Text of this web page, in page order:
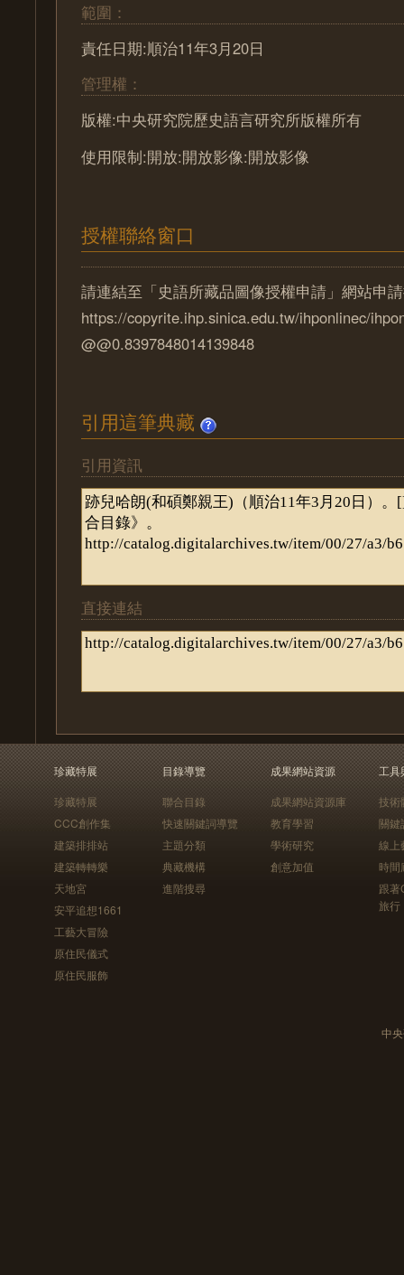
範圍：
責任日期:順治11年3月20日
管理權：
版權:中央研究院歷史語言研究所版權所有
使用限制:開放:開放影像:開放影像
授權聯絡窗口
請連結至「史語所藏品圖像授權申請」網站申
https://copyrite.ihp.sinica.edu.tw/ihponlinec/
@@0.8397848014139848
引用這筆典藏
引用資訊
直接連結
珍藏特展
珍藏特展
CCC創作集
建築排排站
建築轉轉樂
天地宮
安平追想1661
工藝大冒險
原住民儀式
原住民服飾
目錄導覽
聯合目錄
快速關鍵詞導覽
主題分類
典藏機構
進階搜尋
成果網站資源
成果網站資源庫
教育學習
學術研究
創意加值
工具
技術
關鍵
線上
時間
跟
旅行
中